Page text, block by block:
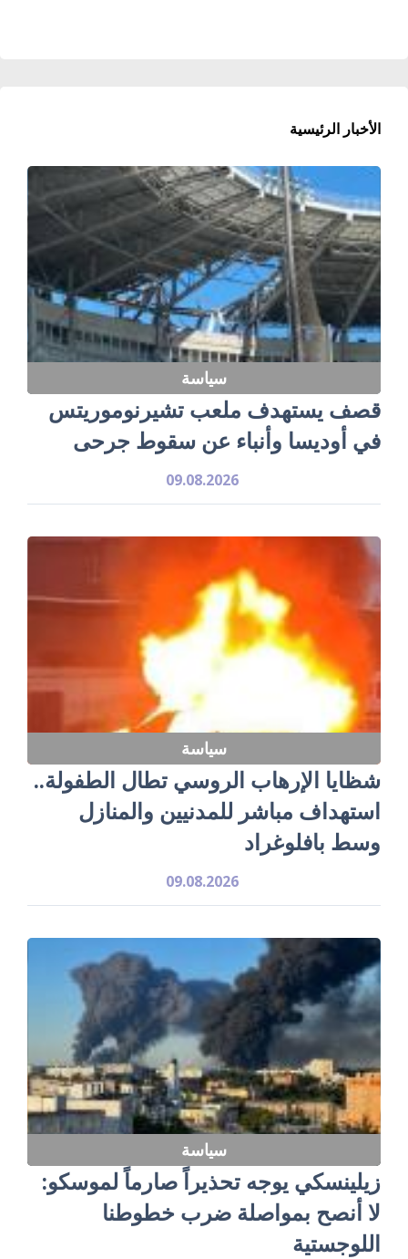
الأخبار الرئيسية
سياسة
قصف يستهدف ملعب تشيرنوموريتس
في أوديسا وأنباء عن سقوط جرحى
09.08.2026
سياسة
شظايا الإرهاب الروسي تطال الطفولة..
استهداف مباشر للمدنيين والمنازل
وسط بافلوغراد
09.08.2026
سياسة
زيلينسكي يوجه تحذيراً صارماً لموسكو:
لا أنصح بمواصلة ضرب خطوطنا
اللوجستية